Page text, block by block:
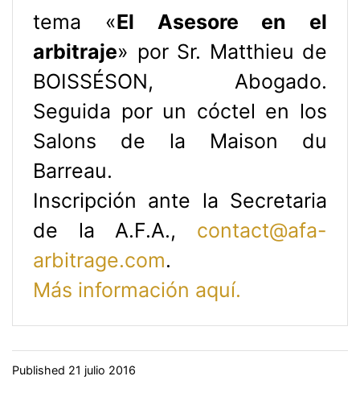
tema «El Asesore en el
arbitraje» por Sr. Matthieu de
BOISSÉSON, Abogado.
Seguida por un cóctel en los
Salons de la Maison du
Barreau.
Inscripción ante la Secretaria
de la A.F.A., contact@afa-
arbitrage.com.
Más información aquí.
Published 21 julio 2016